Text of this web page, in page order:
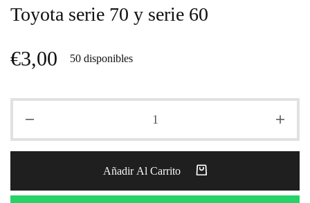
Toyota serie 70 y serie 60
€3,00 50 disponibles
Añadir Al Carrito